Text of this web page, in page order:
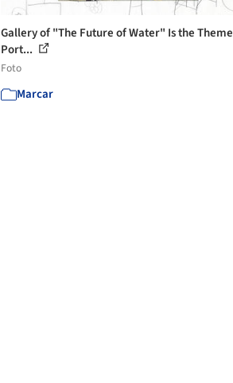
Gallery of "The Future of Water" Is the
Port...
Foto
Marcar